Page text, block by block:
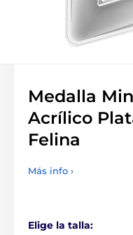
Medalla
Acrílico
Felina
Más info ›
Elige la talla: